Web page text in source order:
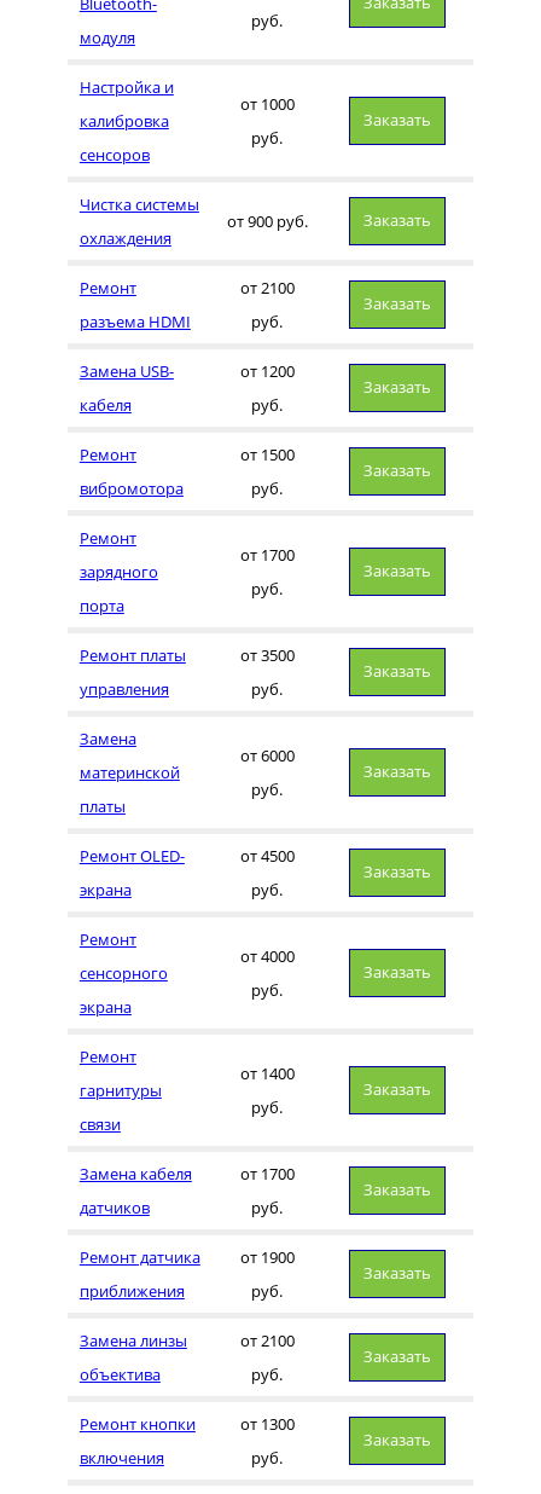
модуля
руб.
Настройка и
калибровка
сенсоров
от 1000
руб.
Заказать
Чистка системы
охлаждения
от 900 руб. Заказать
Ремонт
разъема HDMI
от 2100
руб.
Заказать
Замена USB-
кабеля
от 1200
руб.
Заказать
Ремонт
вибромотора
от 1500
руб.
Заказать
Ремонт
зарядного
порта
от 1700
руб.
Заказать
Ремонт платы
управления
от 3500
руб.
Заказать
Замена
материнской
платы
от 6000
руб.
Заказать
Ремонт OLED-
экрана
от 4500
руб.
Заказать
Ремонт
сенсорного
экрана
от 4000
руб.
Заказать
Ремонт
гарнитуры
связи
от 1400
руб.
Заказать
Замена кабеля
датчиков
от 1700
руб.
Заказать
Ремонт датчика
приближения
от 1900
руб.
Заказать
Замена линзы
объектива
от 2100
руб.
Заказать
Ремонт кнопки
включения
от 1300
руб.
Заказать